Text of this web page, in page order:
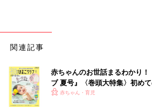
関連記事
赤ちゃんのお世話まるわかり
ブ 夏号』〈巻頭大特集〉初め
く！ おっぱい・ミルクの基本と
赤ちゃん・育児